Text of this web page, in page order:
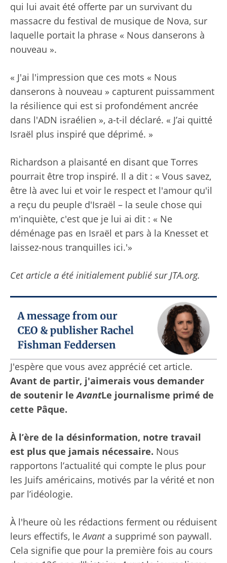
qui lui avait été offerte par un survivant du
massacre du festival de musique de Nova, sur
laquelle portait la phrase « Nous danserons à
nouveau ».
« J'ai l'impression que ces mots « Nous
danserons à nouveau » capturent puissamment
la résilience qui est si profondément ancrée
dans l'ADN israélien », a-t-il déclaré. « J’ai quitté
Israël plus inspiré que déprimé. »
Richardson a plaisanté en disant que Torres
pourrait être trop inspiré. Il a dit : « Vous savez,
être là avec lui et voir le respect et l'amour qu'il
a reçu du peuple d'Israël – la seule chose qui
m'inquiète, c'est que je lui ai dit : « Ne
déménage pas en Israël et pars à la Knesset et
laissez-nous tranquilles ici.'»
Cet article a été initialement publié sur JTA.org.
J'espère que vous avez apprécié cet article.
Avant de partir, j'aimerais vous demander
de soutenir leAvantLe journalisme primé de
cette Pâque.
À l’ère de la désinformation, notre travail
est plus que jamais nécessaire. Nous
rapportons l’actualité qui compte le plus pour
les Juifs américains, motivés par la vérité et non
par l’idéologie.
À l'heure où les rédactions ferment ou réduisent
leurs effectifs, leAvanta supprimé son paywall.
Cela signifie que pour la première fois au cours